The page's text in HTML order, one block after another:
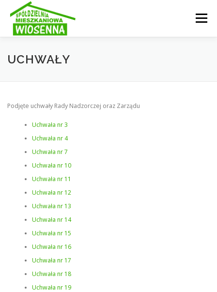
treści
Menu
INFORMACJE
KONTAKT E-KARTOTEKA
UCHWAŁY
Podjęte uchwały Rady Nadzorczej oraz Zarządu
Uchwała nr 3
Uchwała nr 4
Uchwała nr 7
Uchwała nr 10
Uchwała nr 11
Uchwała nr 12
Uchwała nr 13
Uchwała nr 14
Uchwała nr 15
Uchwała nr 16
Uchwała nr 17
Uchwała nr 18
Uchwała nr 19